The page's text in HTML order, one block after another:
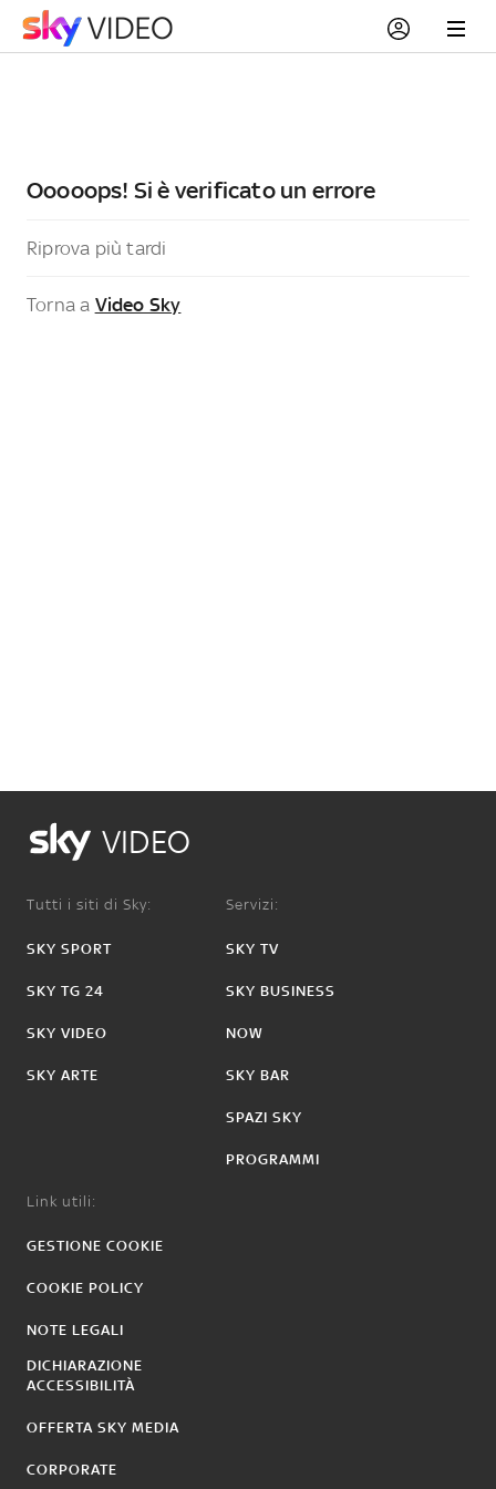
Ooooops! Si è verificato un errore
Riprova più tardi
Torna a Video Sky
VIDEO
Tutti i siti di Sky:
SKY SPORT
SKY TG 24
SKY VIDEO
SKY ARTE
Servizi:
SKY TV
SKY BUSINESS
NOW
SKY BAR
SPAZI SKY
PROGRAMMI
Link utili:
GESTIONE COOKIE
COOKIE POLICY
NOTE LEGALI
DICHIARAZIONE
ACCESSIBILITÀ
OFFERTA SKY MEDIA
CORPORATE